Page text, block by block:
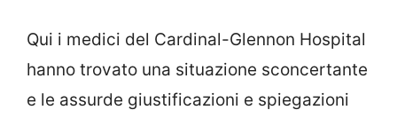
Qui i medici del Cardinal-Glennon Hospital
hanno trovato una situazione sconcertante
e le assurde giustificazioni e spiegazioni